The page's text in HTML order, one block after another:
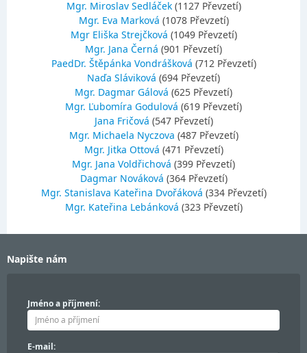
Mgr. Miroslav Sedláček (1127 Převzetí)
Mgr. Eva Marková (1078 Převzetí)
Mgr Eliška Strejčková (1049 Převzetí)
Mgr. Jana Černá (901 Převzetí)
PaedDr. Štěpánka Vondrášková (712 Převzetí)
Naďa Sláviková (694 Převzetí)
Mgr. Dagmar Gálová (625 Převzetí)
Mgr. Ľubomíra Godulová (619 Převzetí)
Jana Fričová (547 Převzetí)
Mgr. Michaela Nyczova (487 Převzetí)
Mgr. Jitka Ottová (471 Převzetí)
Mgr. Jana Voldřichová (399 Převzetí)
Dagmar Nováková (364 Převzetí)
Mgr. Stanislava Kateřina Dvořáková (334 Převzetí)
Mgr. Kateřina Lebánková (323 Převzetí)
Napište nám
Jméno a příjmení:
E-mail: